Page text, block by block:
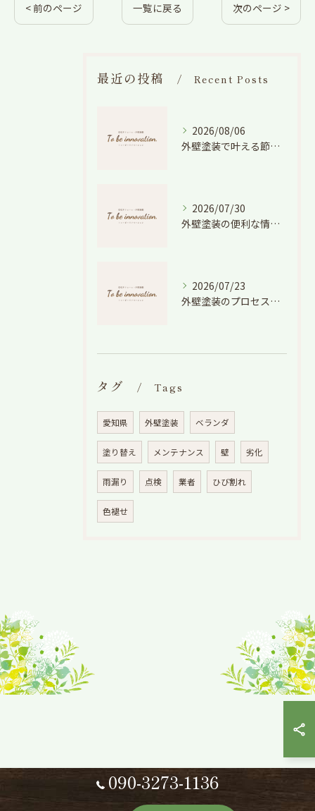
< 前のページ 一覧に戻る 次のページ >
最近の投稿 Recent Posts
2026/08/06
外壁塗装で叶える節電効果と愛知県の相場や色選びのポイントを徹底解説
2026/07/30
外壁塗装の便利な情報と失敗しない色や費用判断のコツを徹底解説
2026/07/23
外壁塗装のプロセスを愛知県でスムーズに進めるための工程と費用徹底解説
タグ Tags
愛知県 外壁塗装 ベランダ
塗り替え メンテナンス 壁 劣化
雨漏り 点検 業者 ひび割れ
色褪せ
090-3273-1136